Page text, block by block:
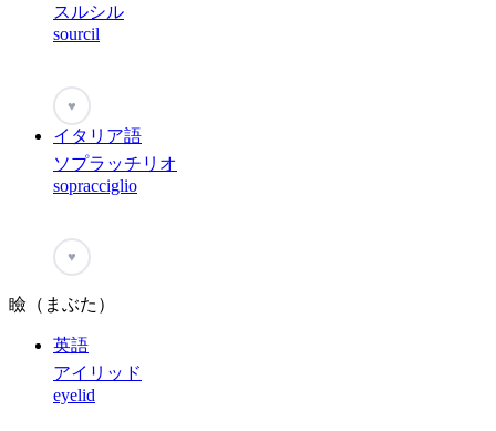
スルシル
sourcil
♥
イタリア語
ソプラッチリオ
sopracciglio
♥
瞼（まぶた）
英語
アイリッド
eyelid